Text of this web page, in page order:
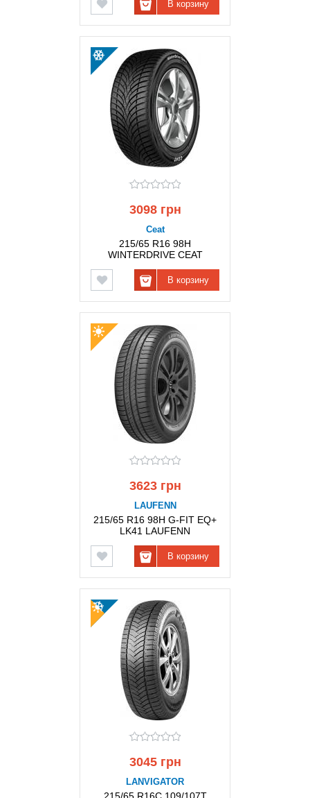
В корзину
3098 грн
Ceat
215/65 R16 98H
WINTERDRIVE CEAT
В корзину
3623 грн
LAUFENN
215/65 R16 98H G-FIT EQ+
LK41 LAUFENN
В корзину
3045 грн
LANVIGATOR